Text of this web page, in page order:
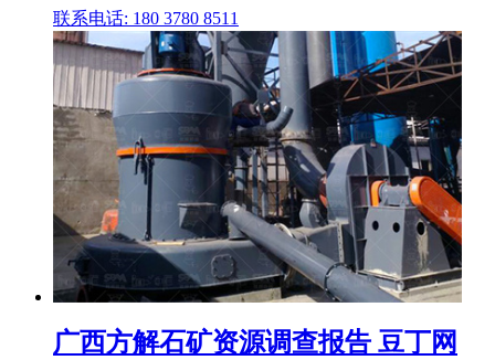
联系电话: 180 3780 8511
广西方解石矿资源调查报告 豆丁网